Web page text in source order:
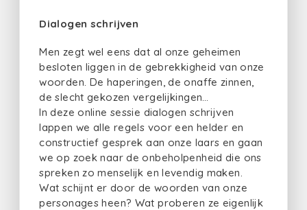
Dialogen schrijven
Men zegt wel eens dat al onze geheimen
besloten liggen in de gebrekkigheid van onze
woorden. De haperingen, de onaffe zinnen,
de slecht gekozen vergelijkingen…
In deze online sessie dialogen schrijven
lappen we alle regels voor een helder en
constructief gesprek aan onze laars en gaan
we op zoek naar de onbeholpenheid die ons
spreken zo menselijk en levendig maken.
Wat schijnt er door de woorden van onze
personages heen? Wat proberen ze eigenlijk